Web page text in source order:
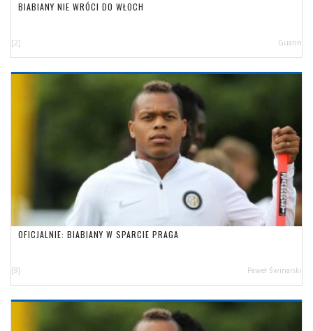
BIABIANY NIE WRÓCI DO WŁOCH
[2] Guarin
OFICJALNIE: BIABIANY W SPARCIE PRAGA
[9] Paweł Świnarski